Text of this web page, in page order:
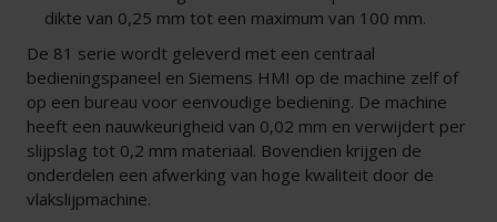
dikte van 0,25 mm tot een maximum van 100 mm.
De 81 serie wordt geleverd met een centraal
bedieningspaneel en Siemens HMI op de machine zelf of
op een bureau voor eenvoudige bediening. De machine
heeft een nauwkeurigheid van 0,02 mm en verwijdert per
slijpslag tot 0,2 mm materiaal. Bovendien krijgen de
onderdelen een afwerking van hoge kwaliteit door de
vlakslijpmachine.